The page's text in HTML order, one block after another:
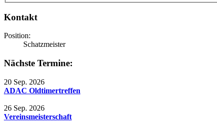
Kontakt
Position:
Schatzmeister
Nächste Termine:
20 Sep. 2026
ADAC Oldtimertreffen
26 Sep. 2026
Vereinsmeisterschaft